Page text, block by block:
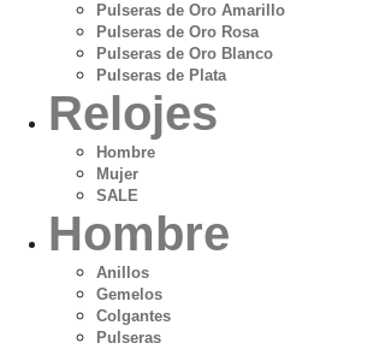
Pulseras de Oro Amarillo
Pulseras de Oro Rosa
Pulseras de Oro Blanco
Pulseras de Plata
Relojes
Hombre
Mujer
SALE
Hombre
Anillos
Gemelos
Colgantes
Pulseras